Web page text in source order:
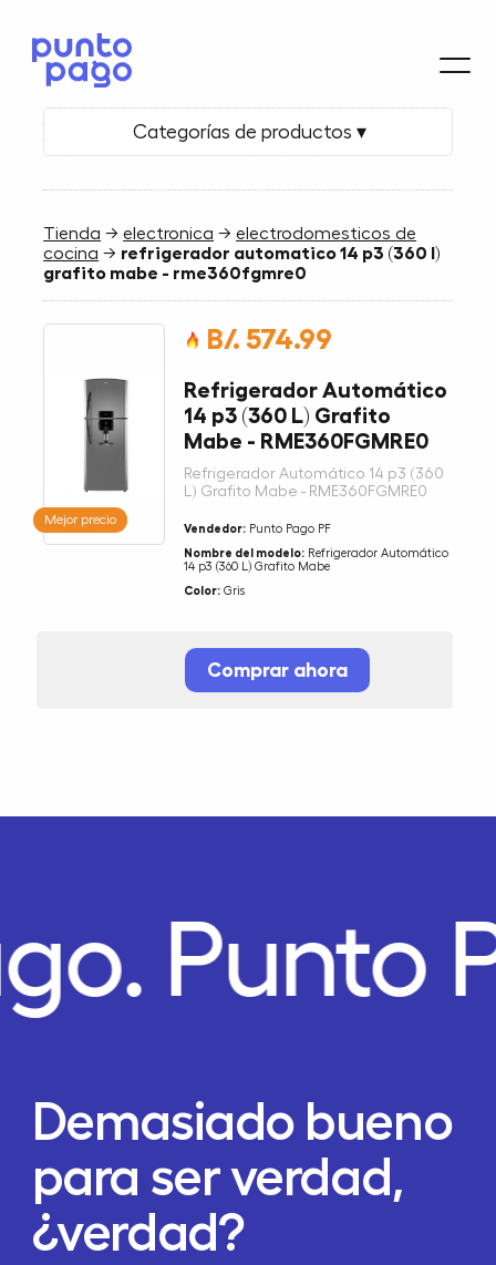
Categorías de productos ▾
Tienda →electronica →electrodomesticos de
cocina → refrigerador automatico 14 p3 (360 l)
grafito mabe - rme360fgmre0
Mejor precio
B/. 574.99
Refrigerador Automático
14 p3 (360 L) Grafito
Mabe - RME360FGMRE0
Refrigerador Automático 14 p3 (360
L) Grafito Mabe - RME360FGMRE0
Vendedor: Punto Pago PF
Nombre del modelo: Refrigerador Automático
14 p3 (360 L) Grafito Mabe
Color: Gris
Comprar ahora
Punto
Demasiado bueno
para ser verdad,
¿verdad?